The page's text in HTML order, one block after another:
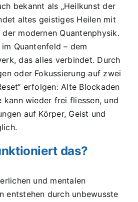
bekannt als „Heilkunst der
altes geistiges Heilen mit
modernen Quantenphysik.
Quantenfeld – dem
das alles verbindet. Durch
oder Fokussierung auf zwei
erfolgen: Alte Blockaden
kann wieder frei fliessen, und
auf Körper, Geist und
das?
und mentalen
entstehen durch unbewusste